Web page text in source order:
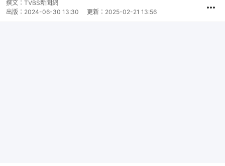
撰文： TVBS新聞網
出版： 2024-06-30 13:30 更新： 2025-02-21 13:56